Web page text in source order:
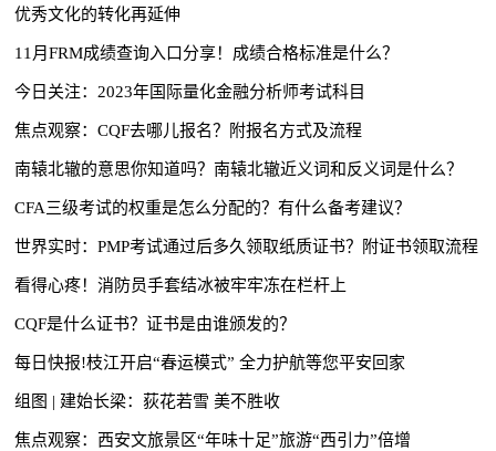
优秀文化的转化再延伸
11月FRM成绩查询入口分享！成绩合格标准是什么？
今日关注：2023年国际量化金融分析师考试科目
焦点观察：CQF去哪儿报名？附报名方式及流程
南辕北辙的意思你知道吗？南辕北辙近义词和反义词是什么？
CFA三级考试的权重是怎么分配的？有什么备考建议？
世界实时：PMP考试通过后多久领取纸质证书？附证书领取流程
看得心疼！消防员手套结冰被牢牢冻在栏杆上
CQF是什么证书？证书是由谁颁发的？
每日快报!枝江开启“春运模式” 全力护航等您平安回家
组图 | 建始长梁：荻花若雪 美不胜收
焦点观察：西安文旅景区“年味十足”旅游“西引力”倍增